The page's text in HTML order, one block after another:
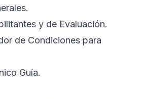
y de Evaluación.
de Condiciones para
Guía.